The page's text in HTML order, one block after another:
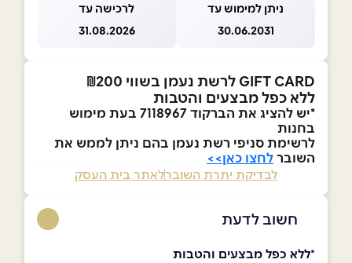
ניתן למימוש עד
30.06.2031
לרכישה עד
31.08.2026
GIFT CARD לרשת נעמן בשווי ₪200
ללא כפל מבצעים והטבות
*יש להציג את הברקוד 7118967 בעת מימוש
בחנות
לרשימת סניפי רשת נעמן בהם ניתן לממש את
השובר לחצו כאן>>
לבדיקת יתרת השוברלאתר בית העסק
חשוב לדעת
*ללא כפל מבצעים והטבות